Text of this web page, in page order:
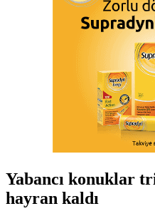
Yabancı konuklar
hayran kaldı